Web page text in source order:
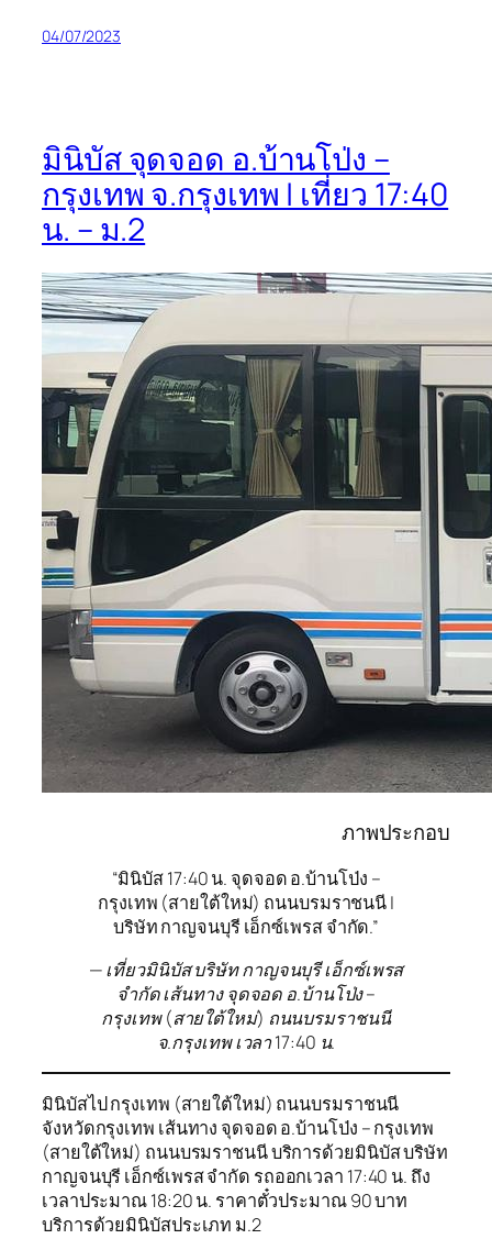
04/07/2023
มินิบัส จุดจอด อ.บ้านโป่ง –
กรุงเทพ จ.กรุงเทพ | เที่ยว 17:40
น. – ม.2
ภาพประกอบ
“มินิบัส 17:40 น. จุดจอด อ.บ้านโป่ง –
กรุงเทพ (สายใต้ใหม่) ถนนบรมราชนนี |
บริษัท กาญจนบุรี เอ็กซ์เพรส จำกัด.”
— เที่ยวมินิบัส บริษัท กาญจนบุรี เอ็กซ์เพรส
จำกัด เส้นทาง จุดจอด อ.บ้านโป่ง –
กรุงเทพ (สายใต้ใหม่) ถนนบรมราชนนี
จ.กรุงเทพ เวลา 17:40 น.
มินิบัสไป กรุงเทพ (สายใต้ใหม่) ถนนบรมราชนนี
จังหวัดกรุงเทพ เส้นทาง จุดจอด อ.บ้านโป่ง – กรุงเทพ
(สายใต้ใหม่) ถนนบรมราชนนี บริการด้วยมินิบัส บริษัท
กาญจนบุรี เอ็กซ์เพรส จำกัด รถออกเวลา 17:40 น. ถึง
เวลาประมาณ 18:20 น. ราคาตั๋วประมาณ 90 บาท
บริการด้วยมินิบัสประเภท ม.2